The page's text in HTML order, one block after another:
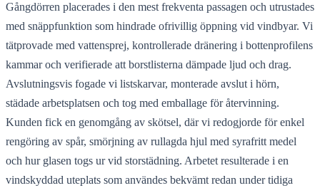
Gångdörren placerades i den mest frekventa passagen och utrustades
med snäppfunktion som hindrade ofrivillig öppning vid vindbyar. Vi
tätprovade med vattensprej, kontrollerade dränering i bottenprofilens
kammar och verifierade att borstlisterna dämpade ljud och drag.
Avslutningsvis fogade vi listskarvar, monterade avslut i hörn,
städade arbetsplatsen och tog med emballage för återvinning.
Kunden fick en genomgång av skötsel, där vi redogjorde för enkel
rengöring av spår, smörjning av rullagda hjul med syrafritt medel
och hur glasen togs ur vid storstädning. Arbetet resulterade i en
vindskyddad uteplats som användes bekvämt redan under tidiga